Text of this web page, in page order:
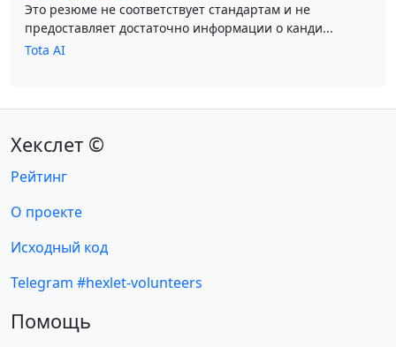
Это резюме не соответствует стандартам и не
предоставляет достаточно информации о канди...
Tota AI
Хекслет ©
Рейтинг
О проекте
Исходный код
Telegram #hexlet-volunteers
Помощь